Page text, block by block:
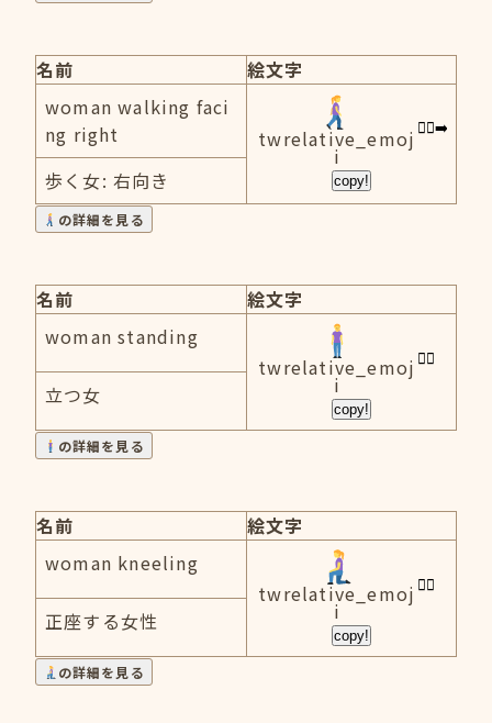
名前
絵文字
woman walking faci
ng right
twrelative_emoj
i
copy!
歩く女: 右向き
の詳細を見る
名前
絵文字
woman standing
twrelative_emoj
i
copy!
立つ女
の詳細を見る
名前
絵文字
woman kneeling
twrelative_emoj
i
copy!
正座する女性
の詳細を見る